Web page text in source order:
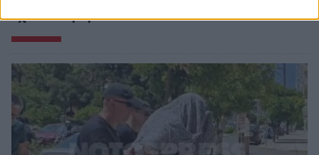
Σχετικά Άρθρα